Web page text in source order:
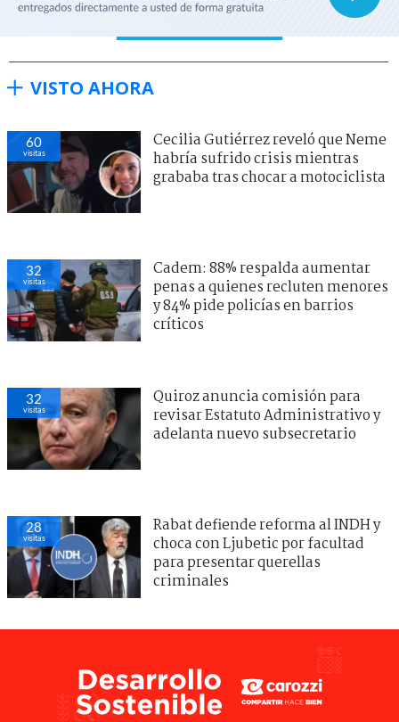
VISTO AHORA
60
visitas
Cecilia Gutiérrez reveló que Neme
habría sufrido crisis mientras
grababa tras chocar a motociclista
32
visitas
Cadem: 88% respalda aumentar
penas a quienes recluten menores
y 84% pide policías en barrios
críticos
32
visitas
Quiroz anuncia comisión para
revisar Estatuto Administrativo y
adelanta nuevo subsecretario
28
visitas
Rabat defiende reforma al INDH y
choca con Ljubetic por facultad
para presentar querellas
criminales